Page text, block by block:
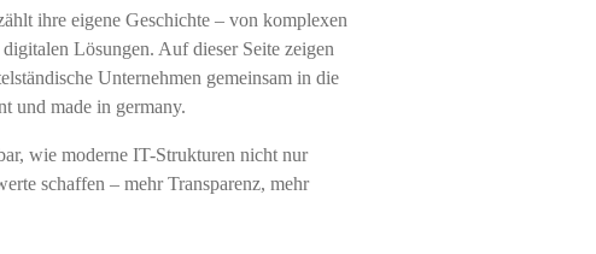
ihre eigene Geschichte – von komplexen
Lösungen. Auf dieser Seite zeigen
Unternehmen gemeinsam in die
und made in germany.
wie moderne IT-Strukturen nicht nur
schaffen – mehr Transparenz, mehr